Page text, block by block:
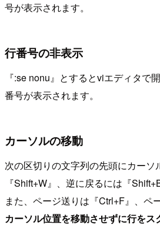
号が表示されます。
行番号の非表示
『:se nonu』とするとviエディタで
番号が表示されます。
カーソルの移動
次の区切りの文字列の先頭にカーソ
『Shift+W』、逆に戻るには『
また、ページ送りは『Ctrl+F』、ペ
カーソル位置を移動させずに行をス